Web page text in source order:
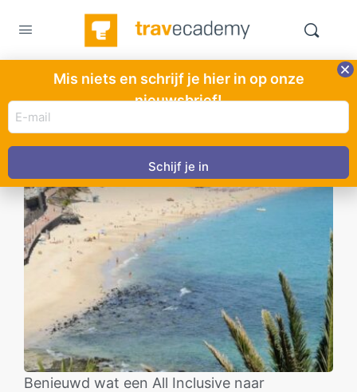
Benieuwd wat een All Inclusive naar
Mis niets en schrijf je hier in op onze
nieuwsbrief!
E-
mail
adres